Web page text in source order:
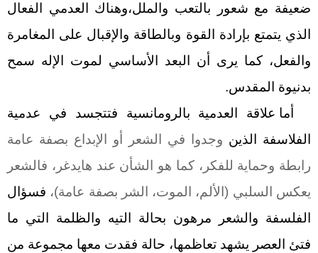
ضعيفة مع شعور بالتعب والملل،وهناك العدمي الفعال
الذي يتمتع بإرادة القوة وبالطاقة والإقبال على المغامرة
والفعل، كما يرى أن البعد الأساسي لموت الإله سمح
بدنيوة المقدس.
أما علاقة العدمية بالرومانسية فتتجسد في عدمية
الفلاسفة الذين وجدوا في الشعر أو الإبداع بصفة عامة
رابطة وحماية للفكر، كما هو الشأن عند هايدغر، فالشعر
يعكس السلبي (الألم، الموت، الشر بصفة عامة)، فسؤال
الفلسفة والشعر مرهون بحالة التيه والظلمة التي ما
فتئ العصر يشهد تعاظمها، حالة فقدت معها مجموعة من